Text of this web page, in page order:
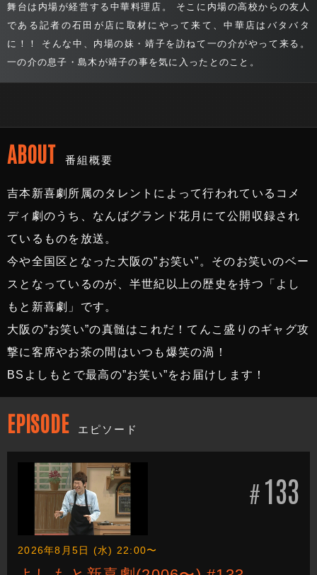
舞台は内場が経営する中華料理店。 そこに内場の高校からの友人
である記者の石田が店に取材にやって来て、中華店はバタバタ
に！！ そんな中、内場の妹・靖子を訪ねて一の介がやって来る。
一の介の息子・島木が靖子の事を気に入ったとのこと。
ABOUT 番組概要
吉本新喜劇所属のタレントによって行われているコメ
ディ劇のうち、なんばグランド花月にて公開収録され
ているものを放送。
今や全国区となった大阪の”お笑い”。そのお笑いのベー
スとなっているのが、半世紀以上の歴史を持つ「よし
もと新喜劇」です。
大阪の”お笑い”の真髄はこれだ！てんこ盛りのギャグ攻
撃に客席やお茶の間はいつも爆笑の渦！
BSよしもとで最高の”お笑い”をお届けします！
EPISODE エピソード
#133
2026年8月5日 (水) 22:00〜